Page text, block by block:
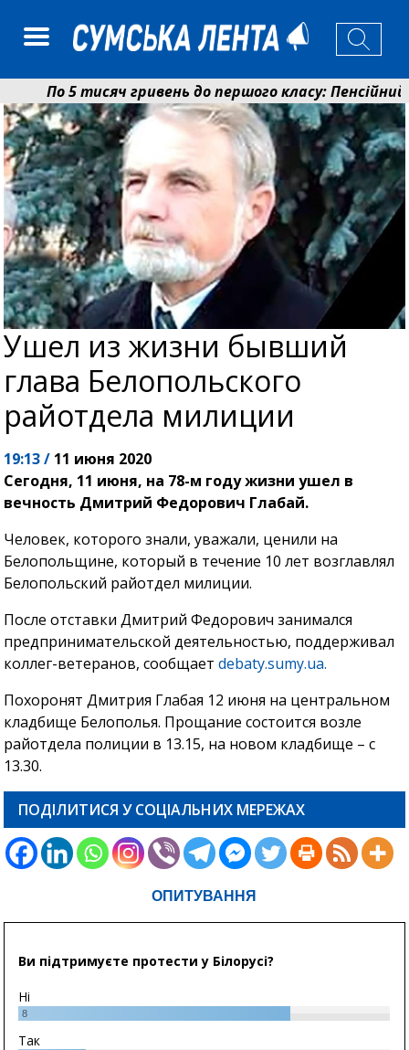
По 5 тисяч гривень до першого класу: Пенсійний
Ніколаєнко: у Сумах погодили 115 компенсацій на
Ушел из жизни бывший
глава Белопольского
райотдела милиции
19:13 / 11 июня 2020
Сегодня, 11 июня, на 78-м году жизни ушел в
вечность Дмитрий Федорович Глабай.
Человек, которого знали, уважали, ценили на
Белопольщине, который в течение 10 лет возглавлял
Белопольский райотдел милиции.
После отставки Дмитрий Федорович занимался
предпринимательской деятельностью, поддерживал
коллег-ветеранов, сообщаетdebaty.sumy.ua.
Похоронят Дмитрия Глабая 12 июня на центральном
кладбище Белополья. Прощание состоится возле
райотдела полиции в 13.15, на новом кладбище – с
13.30.
ПОДІЛИТИСЯ У СОЦІАЛЬНИХ МЕРЕЖАХ
ОПИТУВАННЯ
Ви підтримуєте протести у Білорусі?
Ні
8
Так